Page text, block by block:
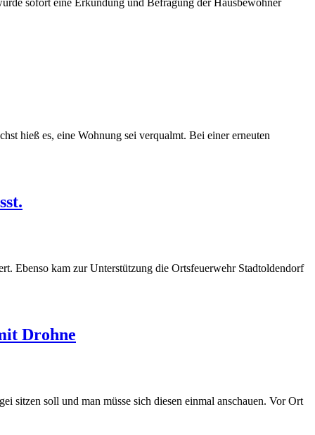
sofort eine Erkundung und Befragung der Hausbewohner
hieß es, eine Wohnung sei verqualmt. Bei einer erneuten
Ebenso kam zur Unterstützung die Ortsfeuerwehr Stadtoldendorf
Drohne
sitzen soll und man müsse sich diesen einmal anschauen. Vor Ort